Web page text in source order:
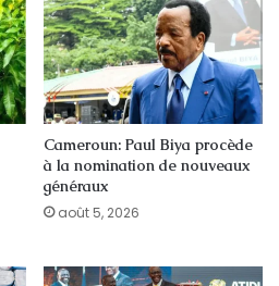
Cameroun: Paul Biya procède
à la nomination de nouveaux
généraux
août 5, 2026